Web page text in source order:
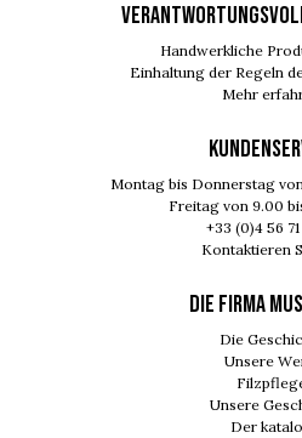
Handwerkliche
Einhaltung der Regeln
Mehr
Montag bis Donnerstag
Freitag von 9.00
+33 (0)4 56 71
Kontaktieren
DIE FIRMA
Die
Unsere
Unsere
Der